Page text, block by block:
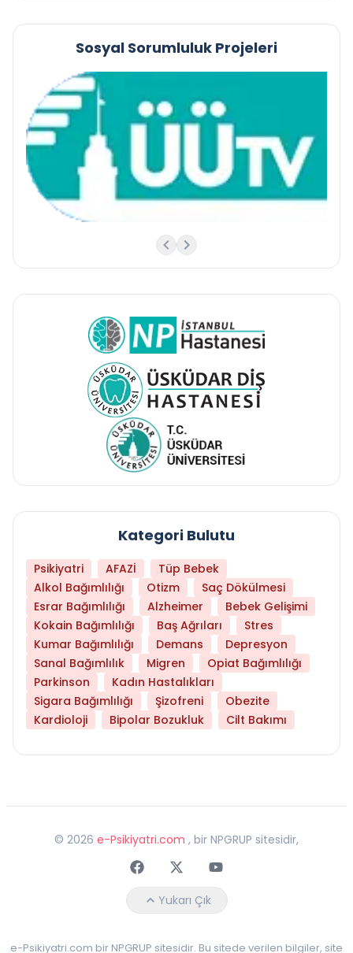
Sosyal Sorumluluk Projeleri
Kategori Bulutu
Psikiyatri AFAZİ
Tüp Bebek
Alkol Bağımlılığı
Otizm
Saç Dökülmesi
Esrar Bağımlılığı
Alzheimer
Bebek Gelişimi
Kokain Bağımlılığı
Baş Ağrıları
Stres
Kumar Bağımlılığı
Demans
Depresyon
Sanal Bağımlılık
Migren
Opiat Bağımlılığı
Parkinson
Kadın Hastalıkları
Sigara Bağımlılığı
Şizofreni
Obezite
Kardioloji
Bipolar Bozukluk Cilt Bakımı
© 2026 e-Psikiyatri.com , bir NPGRUP sitesidir,
FaceebokTwitterYoutube
Yukarı Çık
e-Psikiyatri.com bir NPGRUP sitesidir. Bu sitede verilen bilgiler, site